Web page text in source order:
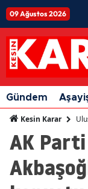
09 Ağustos 2026
Gündem
Kesin Karar
AK